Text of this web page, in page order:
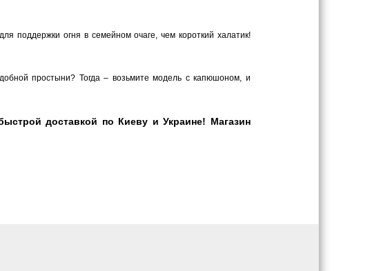
огня в семейном очаге, чем короткий халатик!
простыни? Тогда – возьмите модель с капюшоном, и
доставкой по Киеву и Украине! Магазин